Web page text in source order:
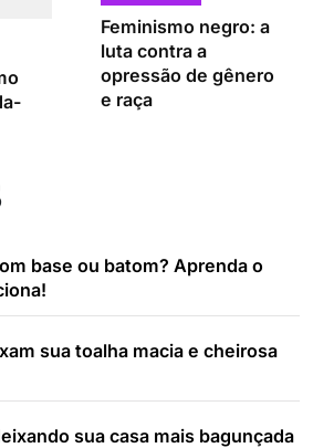
Feminismo negro: a
luta contra a
opressão de gênero
e raça
base ou batom? Aprenda o
sua toalha macia e cheirosa
sua casa mais bagunçada